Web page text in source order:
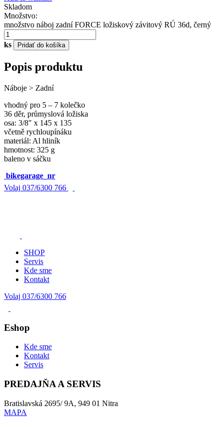
Skladom
Množstvo:
množstvo náboj zadní FORCE ložiskový závitový RÚ 36d, černý
ks Pridať do košíka
Popis produktu
Náboje > Zadní
vhodný pro 5 – 7 kolečko
36 děr, průmyslová ložiska
osa: 3/8″ x 145 x 135
včetně rychloupínáku
materiál: Al hliník
hmotnost: 325 g
baleno v sáčku
bikegarage_nr
Volaj 037/6300 766
SHOP
Servis
Kde sme
Kontakt
Volaj 037/6300 766
Eshop
Kde sme
Kontakt
Servis
PREDAJŇA A SERVIS
Bratislavská 2695/ 9A, 949 01 Nitra
MAPA